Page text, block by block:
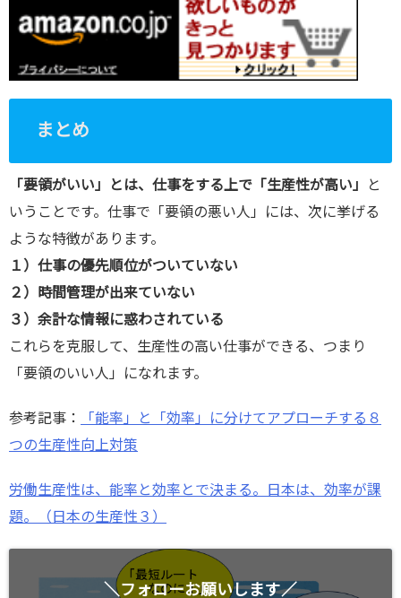
まとめ
「要領がいい」とは、仕事をする上で「生産性が高い」
と
いうことです。仕事で「要領の悪い人」には、次に挙げる
ような特徴があります。
１）仕事の優先順位がついていない
２）時間管理が出来ていない
３）余計な情報に惑わされている
これらを克服して、生産性の高い仕事ができる、つまり
「要領のいい人」になれます。
参考記事：
「能率」と「効率」に分けてアプローチする８
つの生産性向上対策
労働生産性は、能率と効率とで決まる。日本は、効率が課
題。（日本の生産性３）
＼フォローお願いします／